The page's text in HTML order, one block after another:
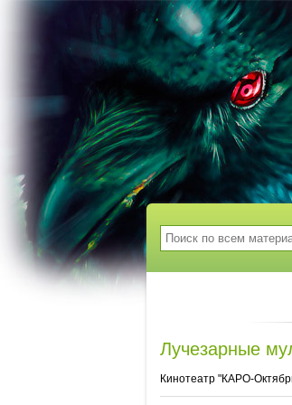
Лучезарные
Кинотеатр "КАРО-